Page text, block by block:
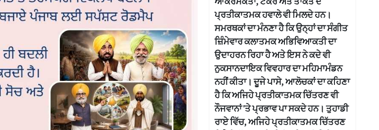
ਪ੍ਰਤੀਕਾਤਮਕ ਹਵਾਲੇ ਵੀ ਮਿਲਦੇ ਹਨ।
ਸਮਰਥਕਾਂ ਦਾ ਮੰਨਣਾ ਹੈ ਕਿ ਉਨ੍ਹਾਂ ਦਾ ਸੰਗੀਤ
ਜ਼ਿੰਮੇਵਾਰ ਕਲਾਤਮਕ ਅਭਿਵਿਆਕਤੀ ਦਾ
ਉਦਾਹਰਨ ਰਿਹਾ ਹੈ ਅਤੇ ਇਸ ਨੇ ਕਦੇ ਵੀ
ਨੁਕਸਾਨਦਾਇਕ ਵਿਵਹਾਰ ਦਾ ਮਹਿਮਾਮੰਡਨ
ਨਹੀਂ ਕੀਤਾ। ਦੂਜੇ ਪਾਸੇ, ਆਲੋਚਕਾਂ ਦਾ ਕਹਿਣਾ
ਹੈ ਕਿ ਅਜਿਹੇ ਪ੍ਰਤੀਕਾਤਮਕ ਚਿੱਤਰਣ ਵੀ
ਨੌਜਵਾਨਾਂ 'ਤੇ ਪ੍ਰਭਾਵ ਪਾ ਸਕਦੇ ਹਨ। ਤੁਹਾਡੀ
ਰਾਏ ਵਿੱਚ, ਅਜਿਹੇ ਪ੍ਰਤੀਕਾਤਮਕ ਚਿੱਤਰਣ